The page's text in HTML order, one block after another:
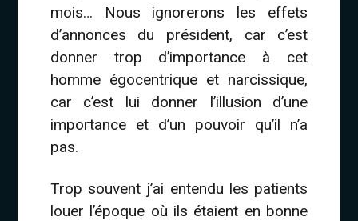
mois… Nous ignorerons les effets
d’annonces du président, car c’est
donner trop d’importance à cet
homme égocentrique et narcissique,
car c’est lui donner l’illusion d’une
importance et d’un pouvoir qu’il n’a
pas.
Trop souvent j’ai entendu les patients
louer l’époque où ils étaient en bonne